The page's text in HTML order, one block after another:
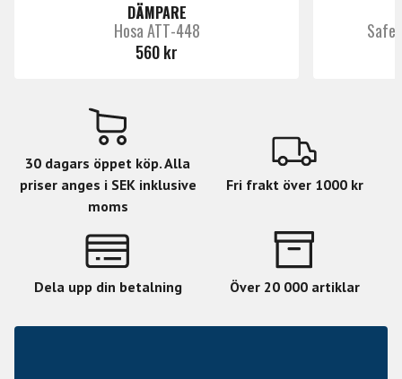
DÄMPARE
Hosa ATT-448
560 kr
30 dagars öppet köp. Alla
priser anges i SEK inklusive
moms
Fri frakt över 1000 kr
Dela upp din betalning Över 20 000 artiklar